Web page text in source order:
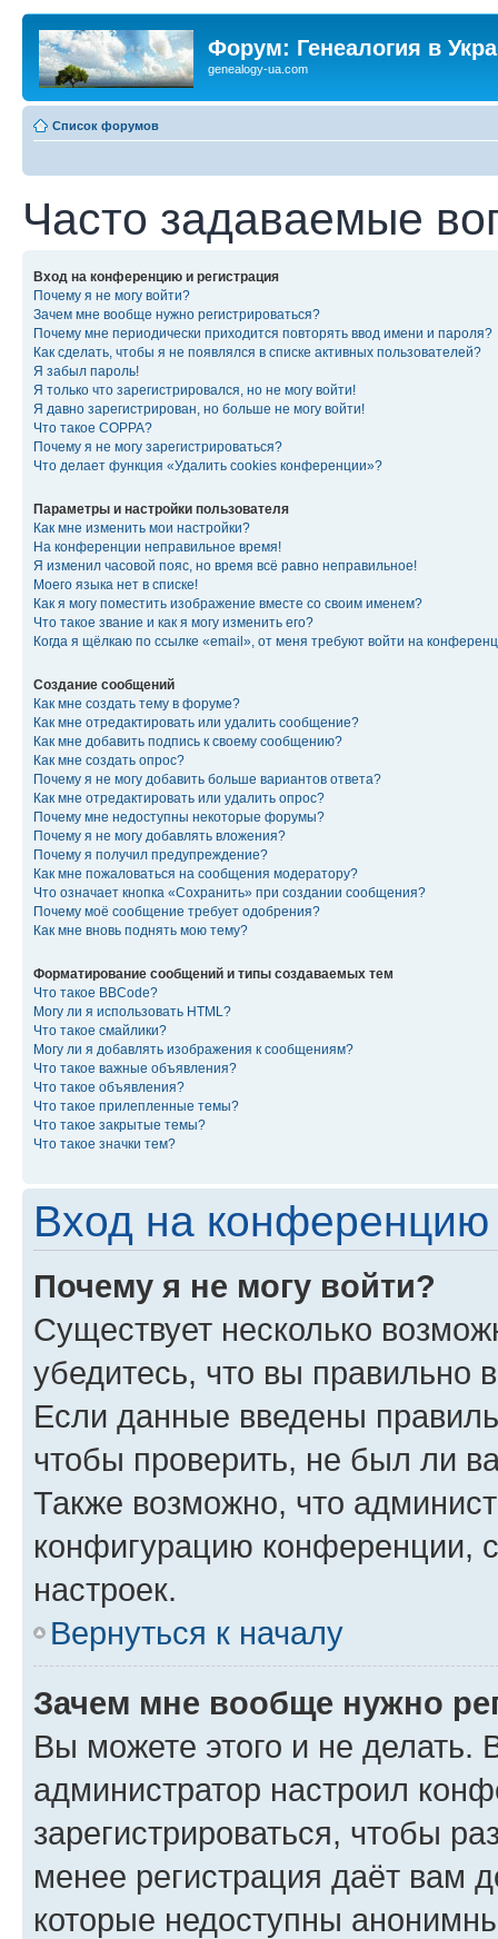
Форум: Генеалогия в
genealogy-ua.com
Список форумов
Часто задаваемые
Вход на конференцию и регистрация
Почему я не могу войти?
Зачем мне вообще нужно регистрироваться?
Почему мне периодически приходится повторять ввод имени и пароля?
Как сделать, чтобы я не появлялся в списке активных пользователей?
Я забыл пароль!
Я только что зарегистрировался, но не могу войти!
Я давно зарегистрирован, но больше не могу войти!
Что такое COPPA?
Почему я не могу зарегистрироваться?
Что делает функция «Удалить cookies конференции»?
Параметры и настройки пользователя
Как мне изменить мои настройки?
На конференции неправильное время!
Я изменил часовой пояс, но время всё равно неправильное!
Моего языка нет в списке!
Как я могу поместить изображение вместе со своим именем?
Что такое звание и как я могу изменить его?
Когда я щёлкаю по ссылке «email», от меня требуют войти на
Создание сообщений
Как мне создать тему в форуме?
Как мне отредактировать или удалить сообщение?
Как мне добавить подпись к своему сообщению?
Как мне создать опрос?
Почему я не могу добавить больше вариантов ответа?
Как мне отредактировать или удалить опрос?
Почему мне недоступны некоторые форумы?
Почему я не могу добавлять вложения?
Почему я получил предупреждение?
Как мне пожаловаться на сообщения модератору?
Что означает кнопка «Сохранить» при создании сообщения?
Почему моё сообщение требует одобрения?
Как мне вновь поднять мою тему?
Форматирование сообщений и типы создаваемых тем
Что такое BBCode?
Могу ли я использовать HTML?
Что такое смайлики?
Могу ли я добавлять изображения к сообщениям?
Что такое важные объявления?
Что такое объявления?
Что такое прилепленные темы?
Что такое закрытые темы?
Что такое значки тем?
Вход на конференцию
Почему я не могу войти?
Существует несколько
убедитесь, что вы правильно
Если данные введены
чтобы проверить, не был ли
Также возможно, что
конфигурацию конференции,
настроек.
Вернуться к началу
Зачем мне вообще нужно
Вы можете этого и не делать.
администратор настроил
зарегистрироваться, чтобы
менее регистрация даёт вам
которые недоступны